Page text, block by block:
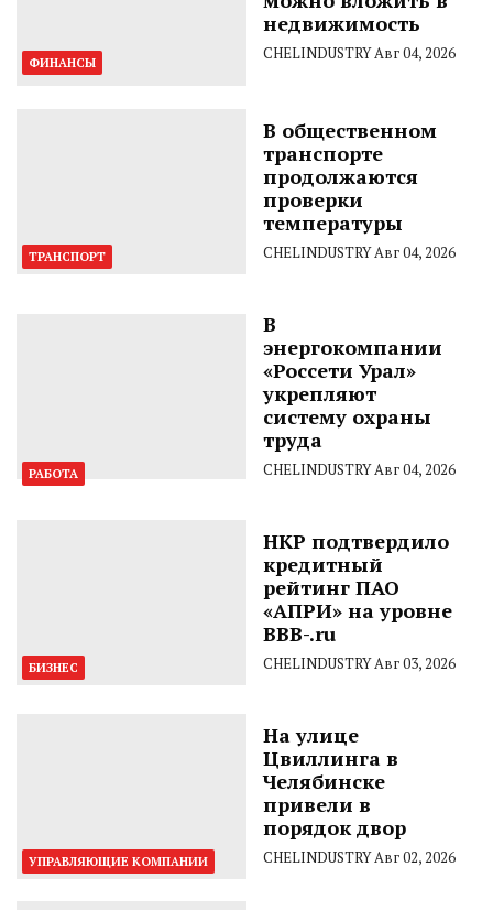
ФИНАНСЫ
недвижимость
CHELINDUSTRYАвг 04, 2026
ТРАНСПОРТ
В общественном
транспорте
продолжаются
проверки
температуры
CHELINDUSTRYАвг 04, 2026
РАБОТА
В
энергокомпании
«Россети Урал»
укрепляют
систему охраны
труда
CHELINDUSTRYАвг 04, 2026
БИЗНЕС
НКР подтвердило
кредитный
рейтинг ПАО
«АПРИ» на уровне
BBB-.ru
CHELINDUSTRYАвг 03, 2026
УПРАВЛЯЮЩИЕ КОМПАНИИ
На улице
Цвиллинга в
Челябинске
привели в
порядок двор
CHELINDUSTRYАвг 02, 2026